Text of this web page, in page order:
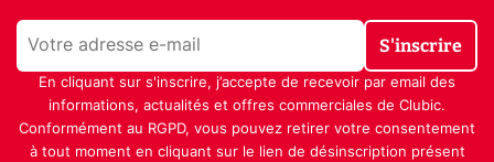
S'inscrire
En cliquant sur s'inscrire, j’accepte de recevoir par email des
informations, actualités et offres commerciales de Clubic.
Conformément au RGPD, vous pouvez retirer votre consentement
à tout moment en cliquant sur le lien de désinscription présent